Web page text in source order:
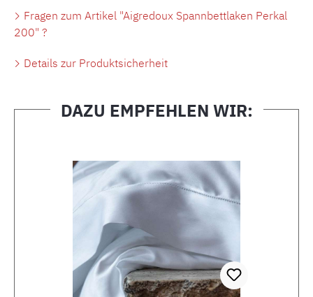
Fragen zum Artikel "Aigredoux Spannbettlaken Perkal
200" ?
Details zur Produktsicherheit
DAZU EMPFEHLEN WIR: